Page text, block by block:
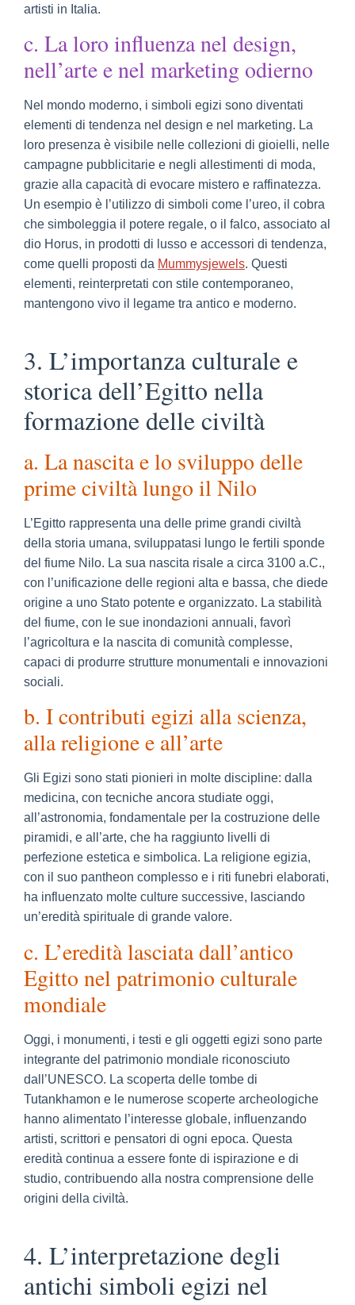
artisti in Italia.
c. La loro influenza nel design,
nell’arte e nel marketing odierno
Nel mondo moderno, i simboli egizi sono diventati
elementi di tendenza nel design e nel marketing. La
loro presenza è visibile nelle collezioni di gioielli, nelle
campagne pubblicitarie e negli allestimenti di moda,
grazie alla capacità di evocare mistero e raffinatezza.
Un esempio è l’utilizzo di simboli come l’ureo, il cobra
che simboleggia il potere regale, o il falco, associato al
dio Horus, in prodotti di lusso e accessori di tendenza,
come quelli proposti da Mummysjewels. Questi
elementi, reinterpretati con stile contemporaneo,
mantengono vivo il legame tra antico e moderno.
3. L’importanza culturale e
storica dell’Egitto nella
formazione delle civiltà
a. La nascita e lo sviluppo delle
prime civiltà lungo il Nilo
L’Egitto rappresenta una delle prime grandi civiltà
della storia umana, sviluppatasi lungo le fertili sponde
del fiume Nilo. La sua nascita risale a circa 3100 a.C.,
con l’unificazione delle regioni alta e bassa, che diede
origine a uno Stato potente e organizzato. La stabilità
del fiume, con le sue inondazioni annuali, favorì
l’agricoltura e la nascita di comunità complesse,
capaci di produrre strutture monumentali e innovazioni
sociali.
b. I contributi egizi alla scienza,
alla religione e all’arte
Gli Egizi sono stati pionieri in molte discipline: dalla
medicina, con tecniche ancora studiate oggi,
all’astronomia, fondamentale per la costruzione delle
piramidi, e all’arte, che ha raggiunto livelli di
perfezione estetica e simbolica. La religione egizia,
con il suo pantheon complesso e i riti funebri elaborati,
ha influenzato molte culture successive, lasciando
un’eredità spirituale di grande valore.
c. L’eredità lasciata dall’antico
Egitto nel patrimonio culturale
mondiale
Oggi, i monumenti, i testi e gli oggetti egizi sono parte
integrante del patrimonio mondiale riconosciuto
dall’UNESCO. La scoperta delle tombe di
Tutankhamon e le numerose scoperte archeologiche
hanno alimentato l’interesse globale, influenzando
artisti, scrittori e pensatori di ogni epoca. Questa
eredità continua a essere fonte di ispirazione e di
studio, contribuendo alla nostra comprensione delle
origini della civiltà.
4. L’interpretazione degli
antichi simboli egizi nel